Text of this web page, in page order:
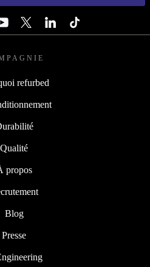
refurbed
Qualité
propos
Blog
Presse